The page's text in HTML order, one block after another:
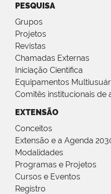
PESQUISA
Grupos
Projetos
Revistas
Chamadas Externas
Iniciação Científica
Equipamentos
Comitês institucionais de
EXTENSÃO
Conceitos
Extensão e a Agenda
Modalidades
Programas e Projetos
Cursos e Eventos
Registro